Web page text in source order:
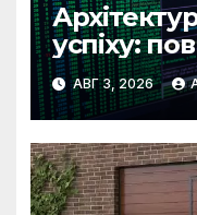
успіху:
розробки
АВГ 3, 2026